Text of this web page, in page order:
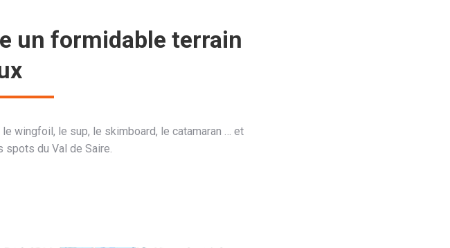
un formidable terrain
wingfoil, le sup, le skimboard, le catamaran … et
spots du Val de Saire.